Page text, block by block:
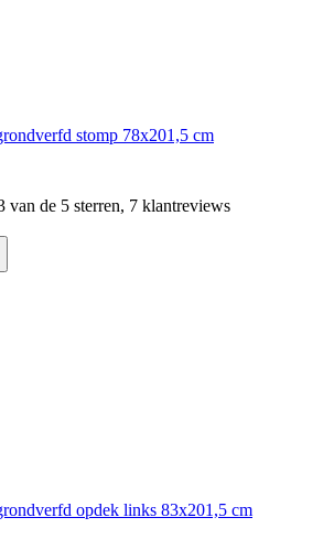
stomp 78x201,5 cm
van de 5 sterren, 7 klantreviews
opdek links 83x201,5 cm